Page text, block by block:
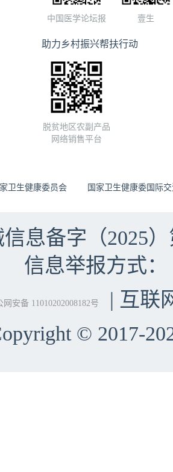
中国医学论坛报 壹生
助力乡村振兴帮扶行动
脱贫地区农副产品
网络销售平台
卫生健康委员会 国家卫生健康委国际
息备字（2025
信息举报方式：
网安备 11010202008182号
| 互联
© 2017-